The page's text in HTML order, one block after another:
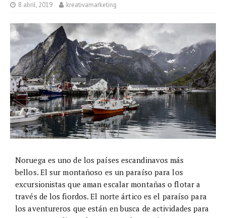
8 abril, 2019 kreativamarketing
Noruega es uno de los países escandinavos más
bellos. El sur montañoso es un paraíso para los
excursionistas que aman escalar montañas o flotar a
través de los fiordos. El norte ártico es el paraíso para
los aventureros que están en busca de actividades para